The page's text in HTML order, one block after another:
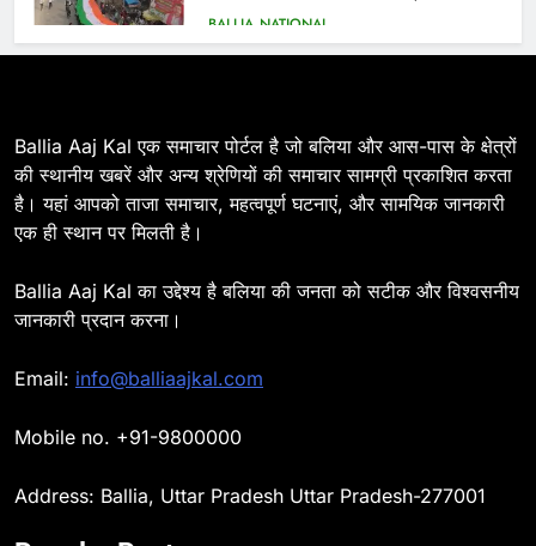
7
BALLIA NATIONAL
8
के साथ रेलवे स्टेशन व शहर में किया पैदल
BALLIA NATIONAL
Ballia : एकता, अखंडता और राष्ट्रप्रेम
अधीक्षक ओमवीर सिंह ने दिलाई शपथ, दी
Ballia Aaj Kal एक समाचार पोर्टल है जो बलिया और आस-पास के क्षेत्रों
की स्थानीय खबरें और अन्य श्रेणियों की समाचार सामग्री प्रकाशित करता
है। यहां आपको ताजा समाचार, महत्वपूर्ण घटनाएं, और सामयिक जानकारी
एक ही स्थान पर मिलती है।
Ballia Aaj Kal का उद्देश्य है बलिया की जनता को सटीक और विश्वसनीय
जानकारी प्रदान करना।
Email: info@balliaajkal.com
Mobile no. +91-9800000
Address: Ballia, Uttar Pradesh Uttar Pradesh-277001